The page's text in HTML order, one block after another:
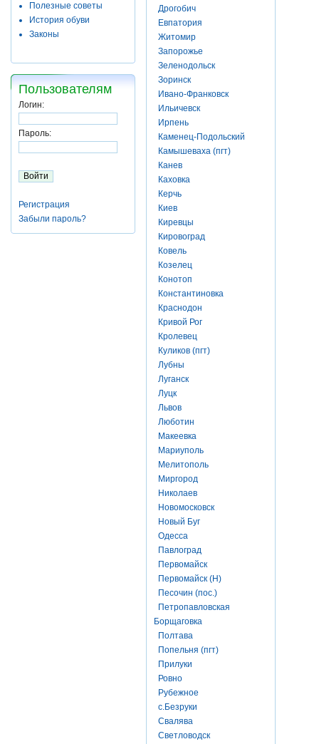
Полезные советы
История обуви
Законы
Пользователям
Логин:
Пароль:
Регистрация
Забыли пароль?
Дрогобич
Евпатория
Житомир
Запорожье
Зеленодольск
Зоринск
Ивано-Франковск
Ильичевск
Ирпень
Каменец-Подольский
Камышеваха (пгт)
Канев
Каховка
Керчь
Киев
Киревцы
Кировоград
Ковель
Козелец
Конотоп
Константиновка
Краснодон
Кривой Рог
Кролевец
Куликов (пгт)
Лубны
Луганск
Луцк
Львов
Люботин
Макеевка
Мариуполь
Мелитополь
Миргород
Николаев
Новомосковск
Новый Буг
Одесса
Павлоград
Первомайск
Первомайск (Н)
Песочин (пос.)
Петропавловская
Борщаговка
Полтава
Попельня (пгт)
Прилуки
Ровно
Рубежное
с.Безруки
Свалява
Светловодск